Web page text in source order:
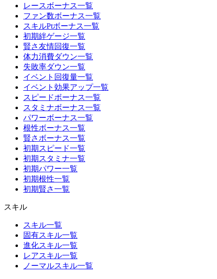
レースボーナス一覧
ファン数ボーナス一覧
スキルPtボーナス一覧
初期絆ゲージ一覧
賢さ友情回復一覧
体力消費ダウン一覧
失敗率ダウン一覧
イベント回復量一覧
イベント効果アップ一覧
スピードボーナス一覧
スタミナボーナス一覧
パワーボーナス一覧
根性ボーナス一覧
賢さボーナス一覧
初期スピード一覧
初期スタミナ一覧
初期パワー一覧
初期根性一覧
初期賢さ一覧
スキル
スキル一覧
固有スキル一覧
進化スキル一覧
レアスキル一覧
ノーマルスキル一覧